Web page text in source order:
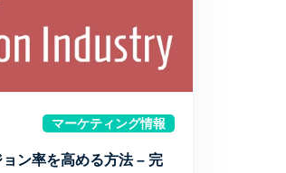
マーケティング情報
ン率を高める方法 – 完